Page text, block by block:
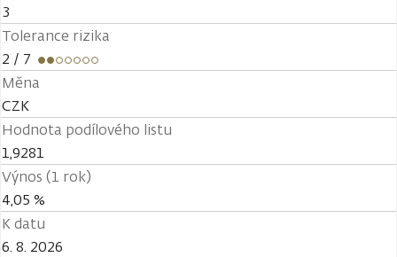
3
Tolerance rizika
2 / 7
Měna
CZK
Hodnota podílového listu
1,9281
Výnos (1 rok)
4,05 %
K datu
6. 8. 2026